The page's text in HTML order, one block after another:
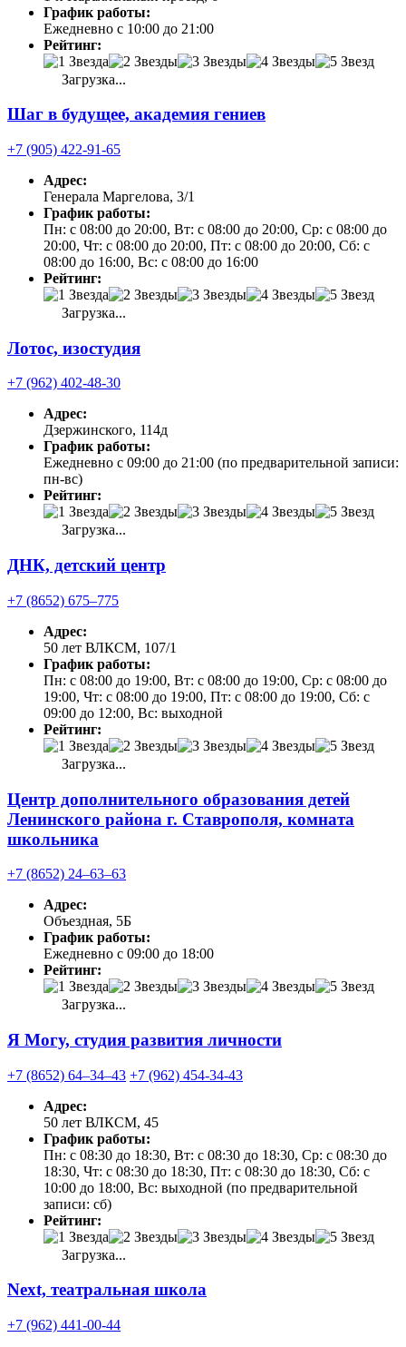
График работы:
Ежедневно с 10:00 до 21:00
Рейтинг:
Загрузка...
Шаг в будущее, академия гениев
+7 (905) 422-91-65
Адрес:
Генерала Маргелова, 3/1
График работы:
Пн: с 08:00 до 20:00, Вт: с 08:00 до 20:00, Ср: с 08:00 до
20:00, Чт: с 08:00 до 20:00, Пт: с 08:00 до 20:00, Сб: с
08:00 до 16:00, Вс: с 08:00 до 16:00
Рейтинг:
Загрузка...
Лотос, изостудия
+7 (962) 402-48-30
Адрес:
Дзержинского, 114д
График работы:
Ежедневно с 09:00 до 21:00 (по предварительной записи:
пн-вс)
Рейтинг:
Загрузка...
ДНК, детский центр
+7 (8652) 675‒775
Адрес:
50 лет ВЛКСМ, 107/1
График работы:
Пн: с 08:00 до 19:00, Вт: с 08:00 до 19:00, Ср: с 08:00 до
19:00, Чт: с 08:00 до 19:00, Пт: с 08:00 до 19:00, Сб: с
09:00 до 12:00, Вс: выходной
Рейтинг:
Загрузка...
Центр дополнительного образования детей
Ленинского района г. Ставрополя, комната
школьника
+7 (8652) 24‒63‒63
Адрес:
Объездная, 5Б
График работы:
Ежедневно с 09:00 до 18:00
Рейтинг:
Загрузка...
Я Могу, студия развития личности
+7 (8652) 64‒34‒43 +7 (962) 454-34-43
Адрес:
50 лет ВЛКСМ, 45
График работы:
Пн: с 08:30 до 18:30, Вт: с 08:30 до 18:30, Ср: с 08:30 до
18:30, Чт: с 08:30 до 18:30, Пт: с 08:30 до 18:30, Сб: с
10:00 до 18:00, Вс: выходной (по предварительной
записи: сб)
Рейтинг:
Загрузка...
Next, театральная школа
+7 (962) 441-00-44